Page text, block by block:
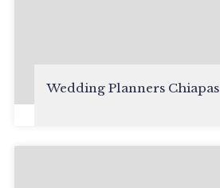
Wedding Planners Chiapas